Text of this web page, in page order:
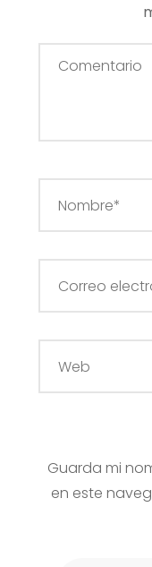
Guarda mi
en este